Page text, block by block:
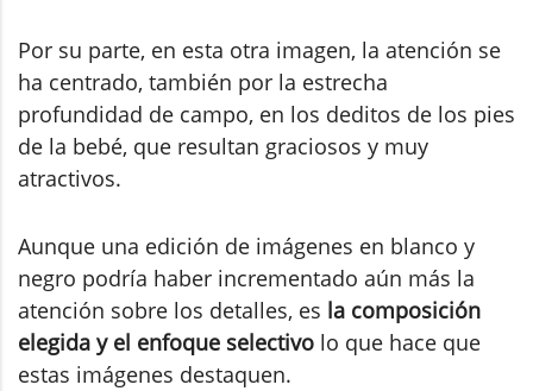
Por su parte, en esta otra imagen, la atención se
ha centrado, también por la estrecha
profundidad de campo, en los deditos de los pies
de la bebé, que resultan graciosos y muy
atractivos.
Aunque una edición de imágenes en blanco y
negro podría haber incrementado aún más la
atención sobre los detalles, es la composición
elegida y el enfoque selectivo lo que hace que
estas imágenes destaquen.